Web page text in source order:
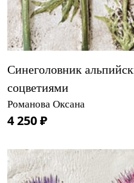
Синеголовник
соцветиями
Романова Оксана
4 250 ₽